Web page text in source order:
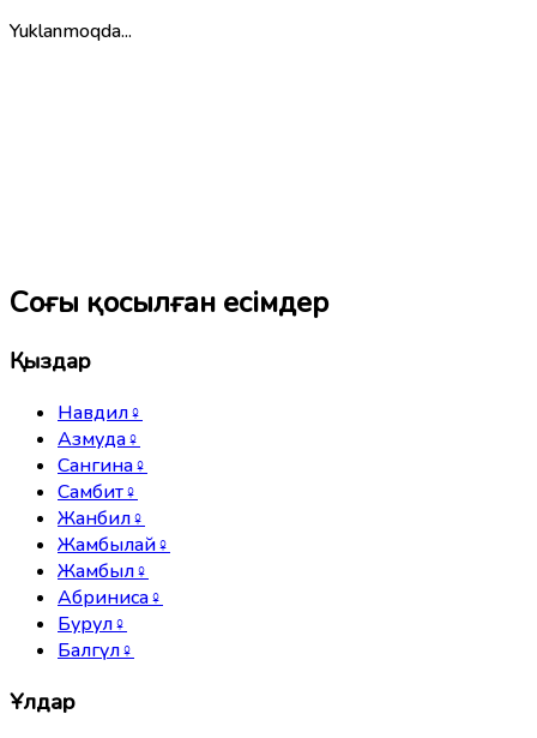
Yuklanmoqda...
Соңғы қосылған есімдер
Қыздар
Навдил♀
Азмуда♀
Сангина♀
Самбит♀
Жанбил♀
Жамбылай♀
Жамбыл♀
Абриниса♀
Бурул♀
Балгүл♀
Ұлдар